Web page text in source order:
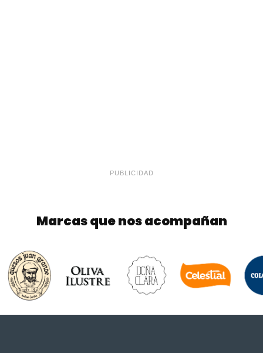
PUBLICIDAD
Marcas que nos acompañan